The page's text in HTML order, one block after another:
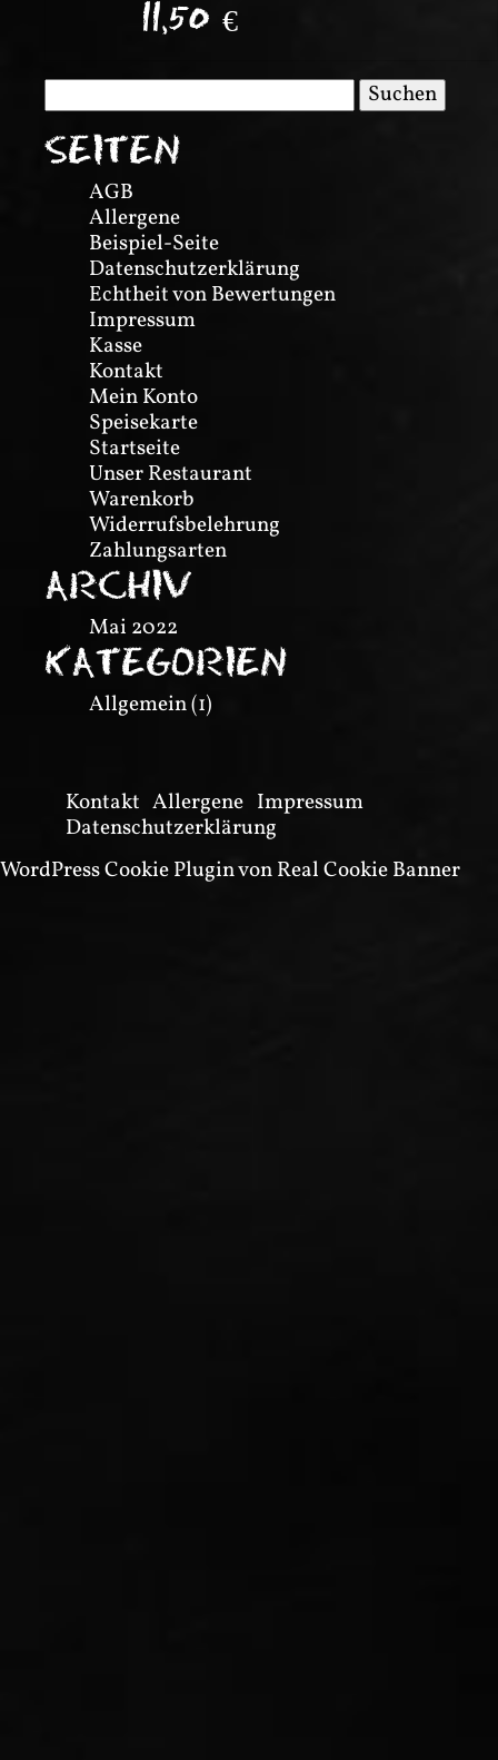
11,50 €
nach:
SEITEN
AGB
Allergene
Beispiel-Seite
Datenschutzerklärung
Echtheit von Bewertungen
Impressum
Kasse
Kontakt
Mein Konto
Speisekarte
Startseite
Unser Restaurant
Warenkorb
Widerrufsbelehrung
Zahlungsarten
ARCHIV
Mai 2022
KATEGORIEN
Allgemein(1)
Kontakt Allergene Impressum
Datenschutzerklärung
WordPress Cookie Plugin von Real Cookie Banner